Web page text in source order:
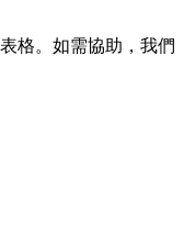
格。如需協助，我們